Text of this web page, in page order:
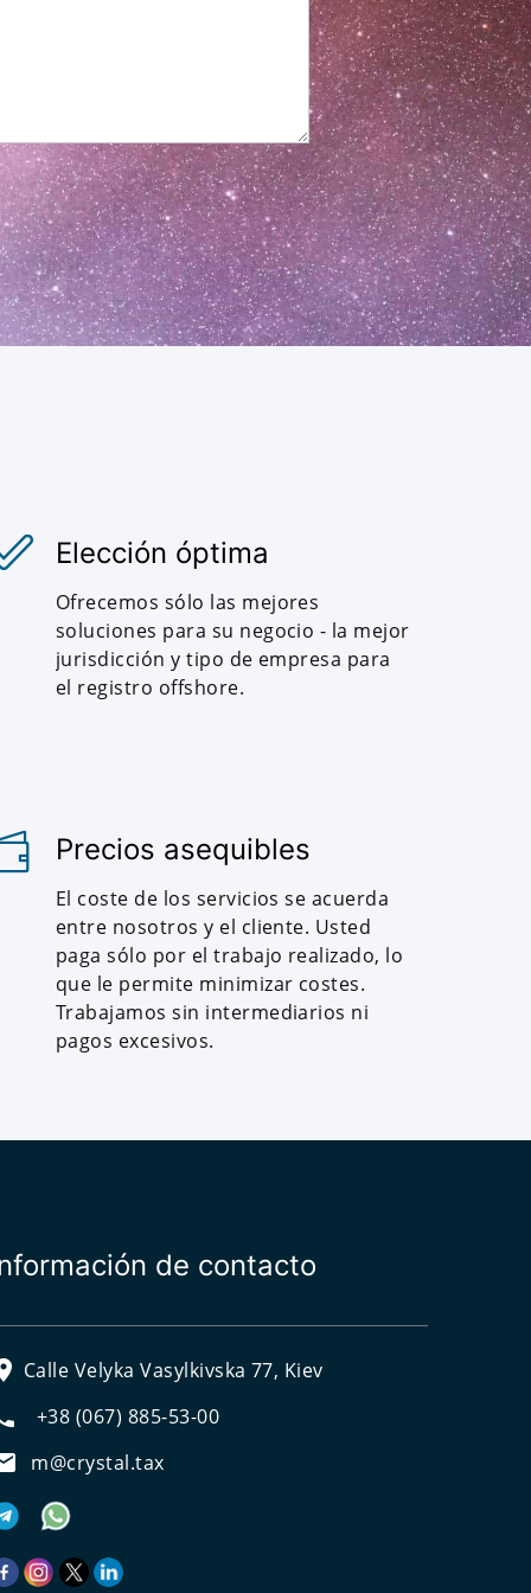
Elección óptima
Ofrecemos sólo las mejores
soluciones para su negocio - la mejor
jurisdicción y tipo de empresa para
el registro offshore.
Precios asequibles
El coste de los servicios se acuerda
entre nosotros y el cliente. Usted
paga sólo por el trabajo realizado, lo
que le permite minimizar costes.
Trabajamos sin intermediarios ni
pagos excesivos.
de contacto
Calle Velyka Vasylkivska 77, Kiev
+38 (067) 885-53-00
m@crystal.tax